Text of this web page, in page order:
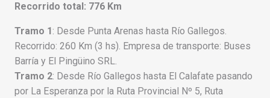
Recorrido total: 776 Km
Tramo 1 : Desde Punta Arenas hasta Río Gallegos.
Recorrido: 260 Km (3 hs). Empresa de transporte: Buses
Barría y El Pingüino SRL.
Tramo 2: Desde Río Gallegos hasta El Calafate pasando
por La Esperanza por la Ruta Provincial Nº 5, Ruta